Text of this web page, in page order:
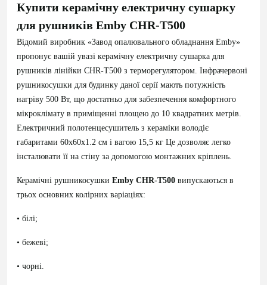
Купити керамічну електричну сушарку
для рушників Emby СНR-T500
Відомий виробник «Завод опалювального обладнання Emby»
пропонує вашій увазі керамічну електричну сушарка для
рушників лінійки СНR-T500 з терморегулятором. Інфрачервоні
рушникосушки для будинку даної серії мають потужність
нагріву 500 Вт, що достатньо для забезпечення комфортного
мікроклімату в приміщенні площею до 10 квадратних метрів.
Електричний полотенцесушитель з кераміки володіє
габаритами 60х60х1.2 см і вагою 15,5 кг Це дозволяє легко
інсталювати її на стіну за допомогою монтажних кріплень.
Керамічні рушникосушки Emby СНR-T500 випускаються в
трьох основних колірних варіаціях:
• білі;
• бежеві;
• чорні.